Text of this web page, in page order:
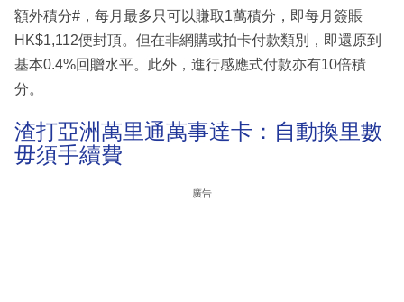
額外積分#，每月最多只可以賺取1萬積分，即每月簽賬
HK$1,112便封頂。但在非網購或拍卡付款類別，即還原到
基本0.4%回贈水平。此外，進行感應式付款亦有10倍積
分。
渣打亞洲萬里通萬事達卡：自動換里數
毋須手續費
廣告